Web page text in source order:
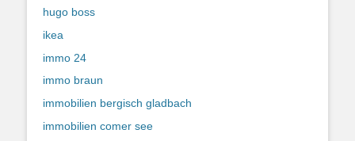
hugo boss
ikea
immo 24
immo braun
immobilien bergisch gladbach
immobilien comer see